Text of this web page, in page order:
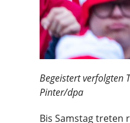
Begeistert verfolgten
Pinter/dpa
Bis Samstag treten